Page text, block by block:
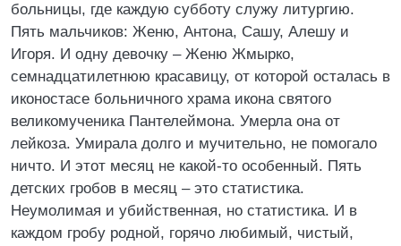
больницы, где каждую субботу служу литургию.
Пять мальчиков: Женю, Антона, Сашу, Алешу и
Игоря. И одну девочку – Женю Жмырко,
семнадцатилетнюю красавицу, от которой осталась в
иконостасе больничного храма икона святого
великомученика Пантелеймона. Умерла она от
лейкоза. Умирала долго и мучительно, не помогало
ничто. И этот месяц не какой-то особенный. Пять
детских гробов в месяц – это статистика.
Неумолимая и убийственная, но статистика. И в
каждом гробу родной, горячо любимый, чистый,